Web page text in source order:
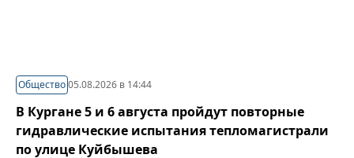
Общество05.08.2026 в 14:44
В Кургане 5 и 6 августа пройдут повторные
гидравлические испытания тепломагистрали
по улице Куйбышева